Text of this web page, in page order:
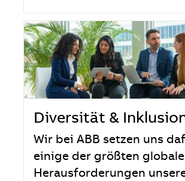
Diversität &
Wir bei ABB setzen uns
einige der größten
Herausforderungen